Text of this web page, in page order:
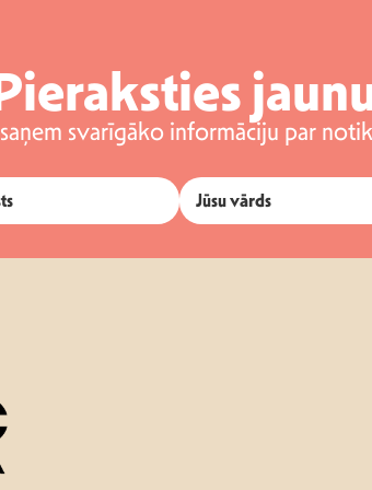
svarīgāko informāciju par